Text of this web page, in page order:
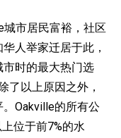
市居民富裕，社区
人举家迁居于此，
时的最大热门选
了以上原因之外，
Oakville的所有公
位于前7%的水